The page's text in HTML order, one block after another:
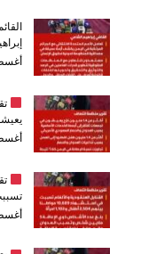
أغسطس
أغسطس
أغسطس